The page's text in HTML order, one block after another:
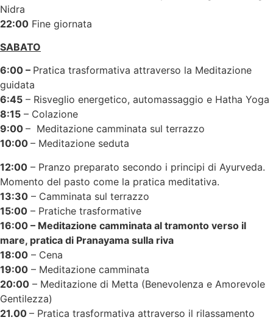
Nidra
22:00 Fine giornata
SABATO
6:00 – Pratica trasformativa attraverso la Meditazione
guidata
6:45 – Risveglio energetico, automassaggio e Hatha Yoga
8:15 – Colazione
9:00 – Meditazione camminata sul terrazzo
10:00 – Meditazione seduta
12:00 – Pranzo preparato secondo i principi di Ayurveda.
Momento del pasto come la pratica meditativa.
13:30 – Camminata sul terrazzo
15:00 – Pratiche trasformative
16:00 – Meditazione camminata al tramonto verso il
mare, pratica di Pranayama sulla riva
18:00 – Cena
19:00 – Meditazione camminata
20:00 – Meditazione di Metta (Benevolenza e Amorevole
Gentilezza)
21.00 – Pratica trasformativa attraverso il rilassamento